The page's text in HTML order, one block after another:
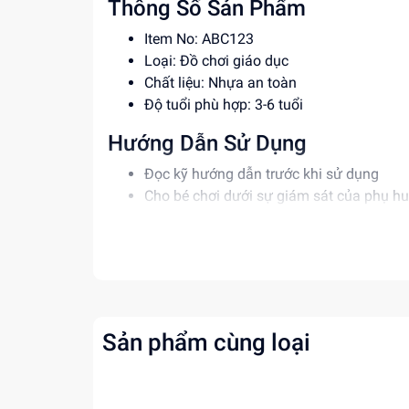
Thông Số Sản Phẩm
Item No: ABC123
Loại: Đồ chơi giáo dục
Chất liệu: Nhựa an toàn
Độ tuổi phù hợp: 3-6 tuổi
Hướng Dẫn Sử Dụng
Đọc kỹ hướng dẫn trước khi sử dụng
Cho bé chơi dưới sự giám sát của phụ
Tăng cường khả năng phối hợp tay mắt
Sản phẩm cùng loại